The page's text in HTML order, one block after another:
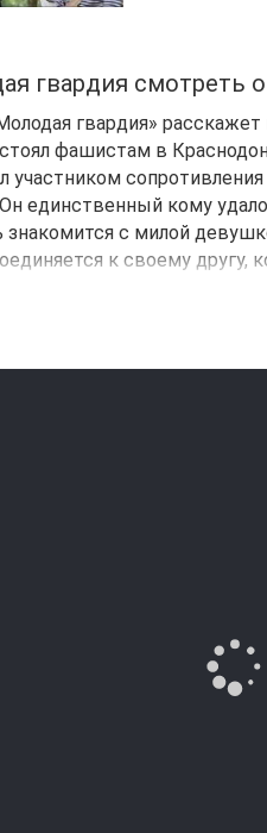
гвардия смотреть
гвардия» расскажет
фашистам в
участником
единственный кому
знакомится с милой
к своему другу,